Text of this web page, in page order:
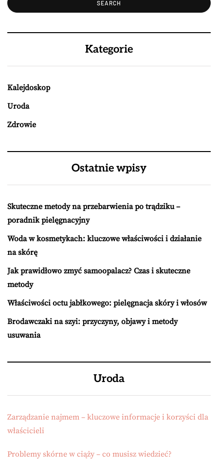
Kategorie
Kalejdoskop
Uroda
Zdrowie
Ostatnie wpisy
Skuteczne metody na przebarwienia po trądziku –
poradnik pielęgnacyjny
Woda w kosmetykach: kluczowe właściwości i działanie
na skórę
Jak prawidłowo zmyć samoopalacz? Czas i skuteczne
metody
Właściwości octu jabłkowego: pielęgnacja skóry i włosów
Brodawczaki na szyi: przyczyny, objawy i metody
usuwania
Uroda
Zarządzanie najmem – kluczowe informacje i korzyści dla
właścicieli
Problemy skórne w ciąży – co musisz wiedzieć?